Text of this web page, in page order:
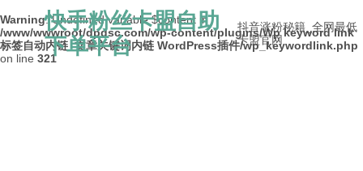
Warning: Undefined variable $content in
/www/wwwroot/dpdsc.com/wp-content/plugins/Wp keyword link
标签自动内链_文章关键词内链 WordPress插件/wp_keywordlink.php
on line 321
快手粉丝卡盟自助
下单平台
抖音涨粉秘籍_全网最低
卡盟官网